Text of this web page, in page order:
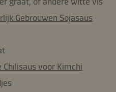
Gebrouwen Sojasaus
voor Kimchi